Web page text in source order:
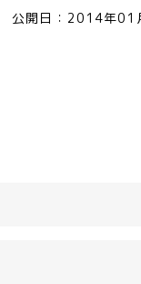
公開日： 2014年01